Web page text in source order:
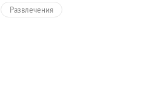
Развлечения